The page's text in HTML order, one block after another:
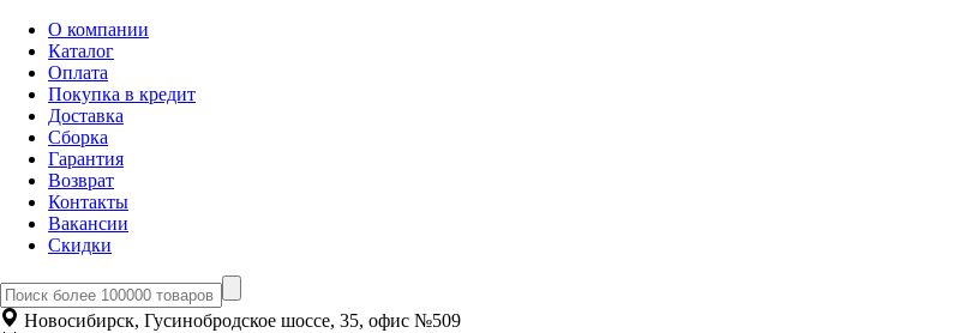
О компании
Каталог
Оплата
Покупка в кредит
Доставка
Сборка
Гарантия
Возврат
Контакты
Вакансии
Скидки
Новосибирск, Гусинобродское шоссе, 35, офис №509